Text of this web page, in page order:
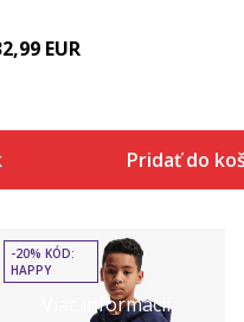
EUR
Pridať do
Viac informácií
-20% KÓD:
HAPPY